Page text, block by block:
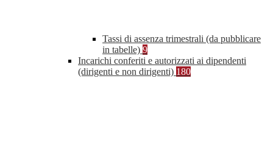
Tassi di assenza trimestrali (da pubblicare
in tabelle) 9
Incarichi conferiti e autorizzati ai dipendenti
(dirigenti e non dirigenti) 180